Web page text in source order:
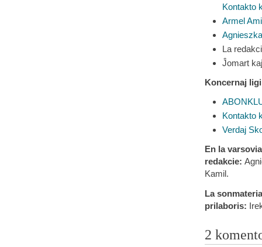
Kontakto
Armel
Agnieszka
La
Ĵomart
Koncernaj
Kontakto
Verdaj
En la
redakcie:
Kamil.
La
prilaboris:
2